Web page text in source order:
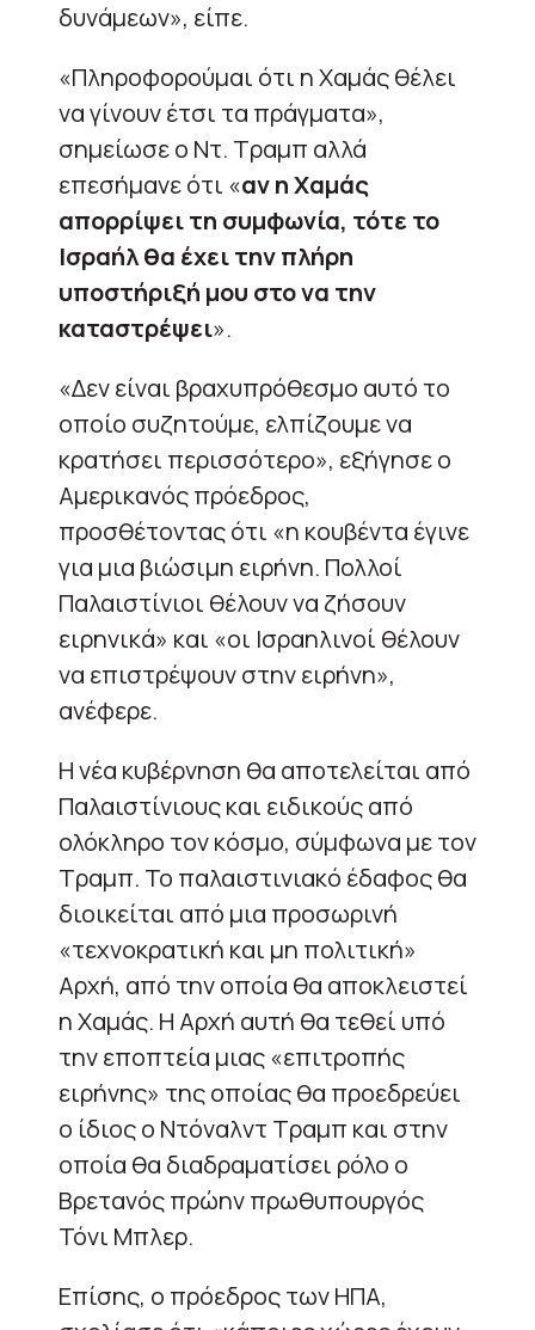
δυνάμεων», είπε.
«Πληροφορούμαι ότι η Χαμάς θέλει
να γίνουν έτσι τα πράγματα»,
σημείωσε ο Ντ. Τραμπ αλλά
επεσήμανε ότι «αν η Χαμάς
απορρίψει τη συμφωνία, τότε το
Ισραήλ θα έχει την πλήρη
υποστήριξή μου στο να την
καταστρέψει».
«Δεν είναι βραχυπρόθεσμο αυτό το
οποίο συζητούμε, ελπίζουμε να
κρατήσει περισσότερο», εξήγησε ο
Αμερικανός πρόεδρος,
προσθέτοντας ότι «η κουβέντα έγινε
για μια βιώσιμη ειρήνη. Πολλοί
Παλαιστίνιοι θέλουν να ζήσουν
ειρηνικά» και «οι Ισραηλινοί θέλουν
να επιστρέψουν στην ειρήνη»,
ανέφερε.
Η νέα κυβέρνηση θα αποτελείται από
Παλαιστίνιους και ειδικούς από
ολόκληρο τον κόσμο, σύμφωνα με τον
Τραμπ. Το παλαιστινιακό έδαφος θα
διοικείται από μια προσωρινή
«τεχνοκρατική και μη πολιτική»
Αρχή, από την οποία θα αποκλειστεί
η Χαμάς. Η Αρχή αυτή θα τεθεί υπό
την εποπτεία μιας «επιτροπής
ειρήνης» της οποίας θα προεδρεύει
ο ίδιος ο Ντόναλντ Τραμπ και στην
οποία θα διαδραματίσει ρόλο ο
Βρετανός πρώην πρωθυπουργός
Τόνι Μπλερ.
Επίσης, ο πρόεδρος των ΗΠΑ,